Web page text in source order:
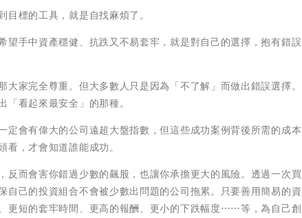
標的工具，就是自找麻煩了。
手中資產穩健、抗跌又不易套牢，就是對自己的選擇，抱有錯誤
家完全尊重。但大多數人只是因為「不了解」而做出錯誤選擇。
看起來最安全」的那種。
會有偉大的公司遠超大盤指數，但這些成功案例背後所需的成本
，才會知道誰能成功。
而會害你錯過少數的飆股，也讓你承擔更大的風險。透過一次買
己的投資組合不會被少數出問題的公司拖累。只要善用簡易的資
更短的套牢時間、更高的報酬、更小的下跌幅度⋯⋯等，為自己創